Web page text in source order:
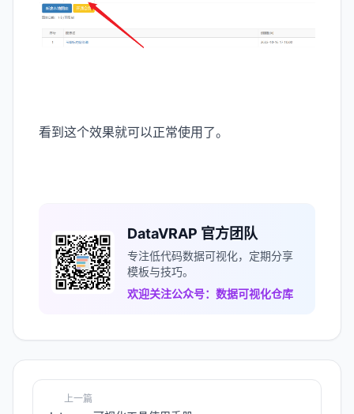
看到这个效果就可以正常使用了。
DataVRAP 官方团队
专注低代码数据可视化，定期分享
模板与技巧。
欢迎关注公众号：数据可视化仓库
上一篇